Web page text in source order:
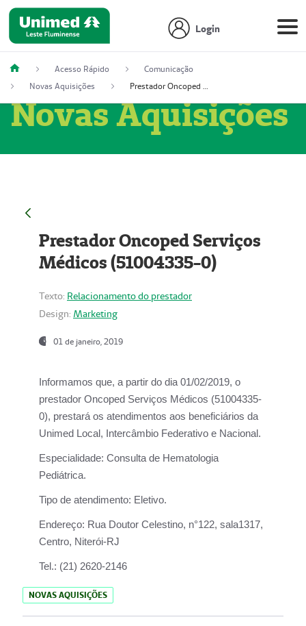
Login
Acesso Rápido
Comunicação
Novas Aquisições
Prestador Oncoped Serviços Médicos (51004335-0)
Novas Aquisições
Prestador Oncoped Serviços
Médicos (51004335-0)
Texto: Relacionamento do prestador
Design: Marketing
01 de janeiro, 2019
Informamos que, a partir do dia 01/02/2019, o
prestador Oncoped Serviços Médicos (51004335-
0), prestará os atendimentos aos beneficiários da
Unimed Local, Intercâmbio Federativo e Nacional.
Especialidade: Consulta de Hematologia
Pediátrica.
Tipo de atendimento: Eletivo.
Endereço: Rua Doutor Celestino, n°122, sala1317,
Centro, Niterói-RJ
Tel.: (21) 2620-2146
NOVAS AQUISIÇÕES